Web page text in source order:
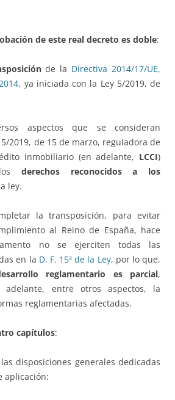
de este real decreto es doble:
de la Directiva 2014/17/UE,
, ya iniciada con la Ley 5/2019, de
aspectos que se consideran
2019, de 15 de marzo, reguladora de
inmobiliario (en adelante, LCCI)
derechos reconocidos a los
ley.
la transposición, para evitar
al Reino de España, hace
no se ejerciten todas las
en la D. F. 15ª de la Ley, por lo que,
reglamentario es parcial,
entre otros aspectos, la
reglamentarias afectadas.
capítulos:
disposiciones generales dedicadas
aplicación: